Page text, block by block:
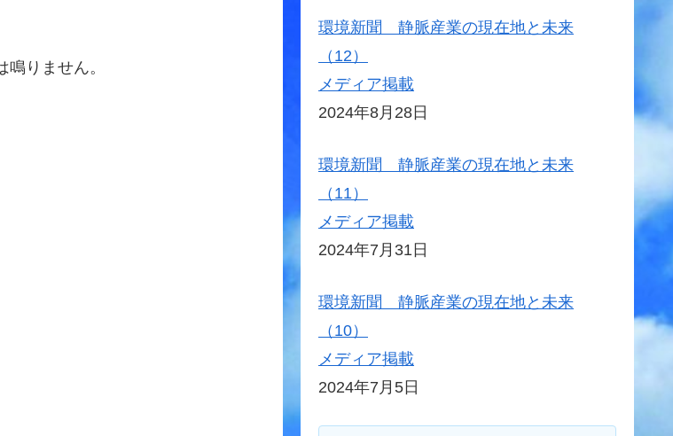
りません。
環境新聞 静脈産業の現在地と未来
（12）
メディア掲載
2024年8月28日
環境新聞 静脈産業の現在地と未来
（11）
メディア掲載
2024年7月31日
環境新聞 静脈産業の現在地と未来
（10）
メディア掲載
2024年7月5日